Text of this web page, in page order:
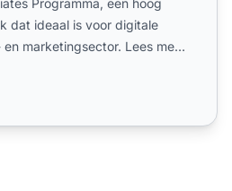
dat ideaal is voor digitale
marketingsector. Lees meer